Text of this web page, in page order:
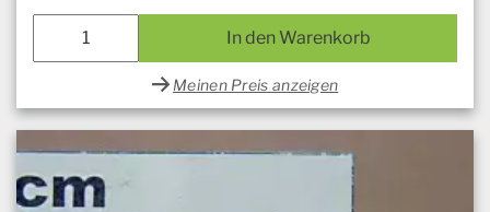
In den Warenkorb
Meinen Preis anzeigen